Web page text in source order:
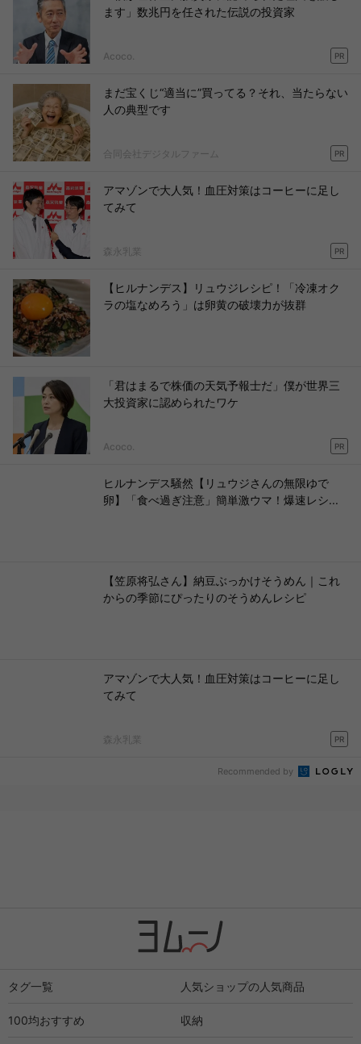
ます」数兆円を任された伝説の投資家
Acoco. PR
まだ宝くじ“適当に”買ってる？それ、当たらない
人の典型です
合同会社デジタルファーム PR
アマゾンで大人気！血圧対策はコーヒーに足し
てみて
森永乳業 PR
【ヒルナンデス】リュウジレシピ！「冷凍オク
ラの塩なめろう」は卵黄の破壊力が抜群
「君はまるで株価の天気予報士だ」僕が世界三
大投資家に認められたワケ
Acoco. PR
ヒルナンデス騒然【リュウジさんの無限ゆで
卵】「食べ過ぎ注意」簡単激ウマ！爆速レシ...
【笠原将弘さん】納豆ぶっかけそうめん｜これ
からの季節にぴったりのそうめんレシピ
アマゾンで大人気！血圧対策はコーヒーに足し
てみて
森永乳業 PR
Recommended by
タグ一覧 人気ショップの人気商品
100均おすすめ 収納